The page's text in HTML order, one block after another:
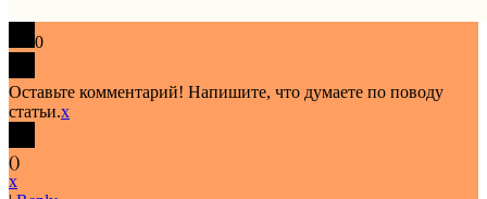
0
Оставьте комментарий! Напишите, что думаете по поводу
статьи.x
()
x